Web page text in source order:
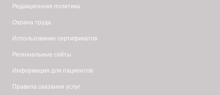
Редакционная политика
Охрана труда
Использование сертификатов
Региональные сайты
Информация для пациентов
Правила оказания услуг